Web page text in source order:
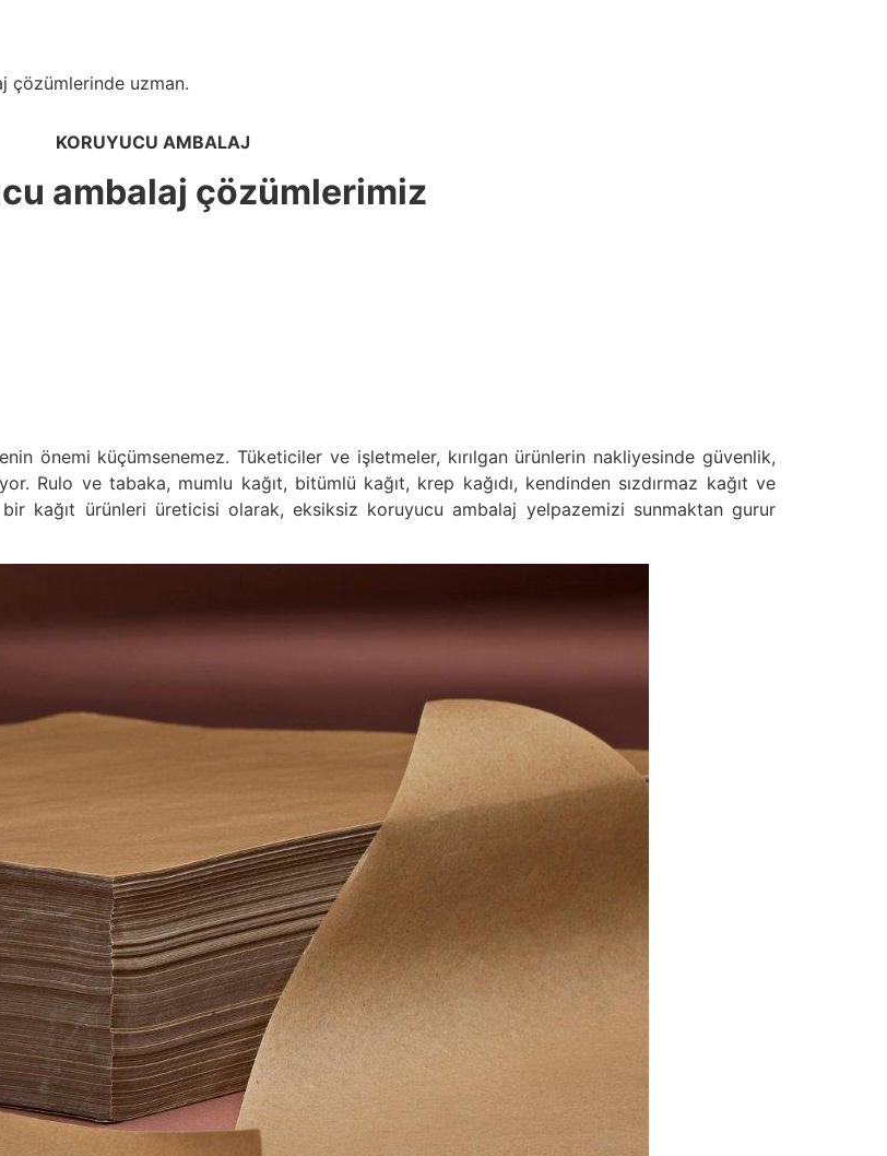
çözümlerinde uzman.
KORUYUCU AMBALAJ
ambalaj çözümlerimiz
önemi küçümsenemez. Tüketiciler ve işletmeler, kırılgan ürünlerin nakliyesinde güvenlik,
Rulo ve tabaka, mumlu kağıt, bitümlü kağıt, krep kağıdı, kendinden sızdırmaz kağıt ve
kağıt ürünleri üreticisi olarak, eksiksiz koruyucu ambalaj yelpazemizi sunmaktan gurur